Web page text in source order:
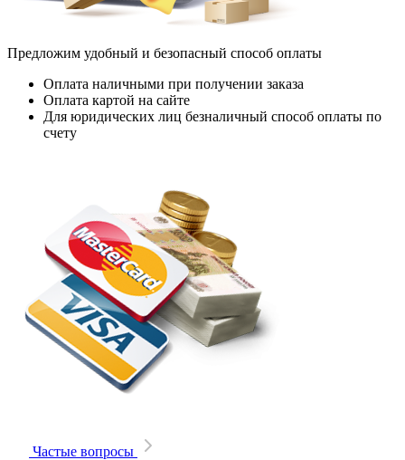
Предложим удобный и безопасный способ оплаты
Оплата наличными при получении заказа
Оплата картой на сайте
Для юридических лиц безналичный способ оплаты по
счету
Частые вопросы